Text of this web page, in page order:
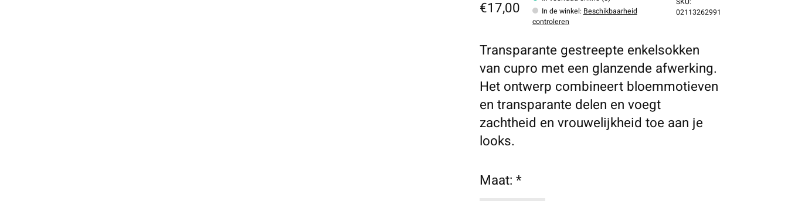
€17,00
In de winkel: Beschikbaarheid
controleren
02113262991
Transparante gestreepte enkelsokken
van cupro met een glanzende afwerking.
Het ontwerp combineert bloemmotieven
en transparante delen en voegt
zachtheid en vrouwelijkheid toe aan je
looks.
Maat:*